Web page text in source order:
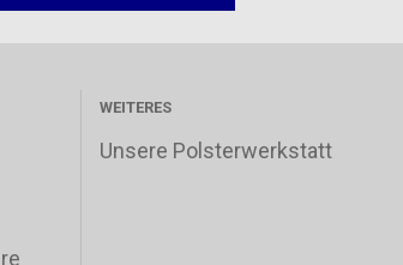
WEITERES
Unsere Polsterwerkstatt